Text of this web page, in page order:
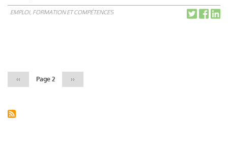
EMPLOI, FORMATION ET COMPÉTENCES
Page
précédente
‹‹ Page 2
Page
››